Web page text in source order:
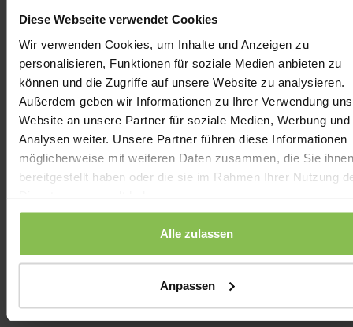
Diese Webseite verwendet Cookies
Wir verwenden Cookies, um Inhalte und Anzeigen zu
personalisieren, Funktionen für soziale Medien anbieten zu
können und die Zugriffe auf unsere Website zu analysieren.
Außerdem geben wir Informationen zu Ihrer Verwendung
Website an unsere Partner für soziale Medien, Werbung und
Analysen weiter. Unsere Partner führen diese Informationen
möglicherweise mit weiteren Daten zusammen, die Sie ihnen
bereitgestellt haben oder die sie im Rahmen Ihrer Nutzung
Alle zulassen
Anpassen
CHECK-IN CHECK-OUT:
check-in: ab 15.00 Uhr
check-out: bis 11.00 Uhr